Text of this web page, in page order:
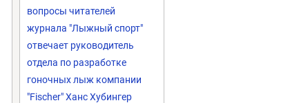
вопросы читателей
журнала "Лыжный спорт"
отвечает руководитель
отдела по разработке
гоночных лыж компании
"Fischer" Ханс Хубингер